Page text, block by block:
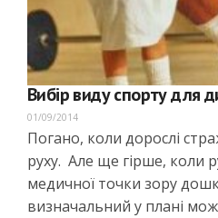
Вибір виду спорту для
01/09/2014
Погано, коли дорослі
руху. Але ще гірше, коли
медичної точки зору
визначальний у плані